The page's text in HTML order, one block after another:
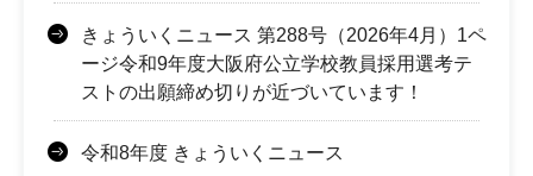
きょういくニュース 第288号（2026年4月）1ペ
ージ令和9年度大阪府公立学校教員採用選考テ
ストの出願締め切りが近づいています！
令和8年度 きょういくニュース